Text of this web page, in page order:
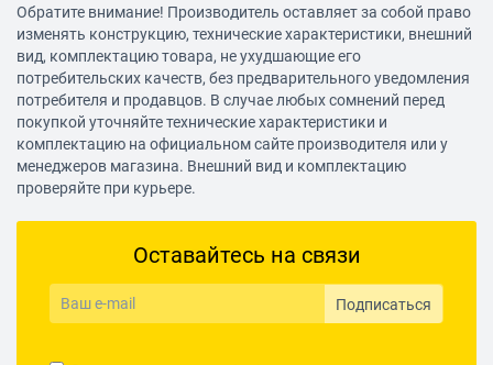
Обратите внимание! Производитель оставляет за собой право
изменять конструкцию, технические характеристики, внешний
вид, комплектацию товара, не ухудшающие его
потребительских качеств, без предварительного уведомления
потребителя и продавцов. В случае любых сомнений перед
покупкой уточняйте технические характеристики и
комплектацию на официальном сайте производителя или у
менеджеров магазина. Внешний вид и комплектацию
проверяйте при курьере.
Оставайтесь на связи
Подписаться